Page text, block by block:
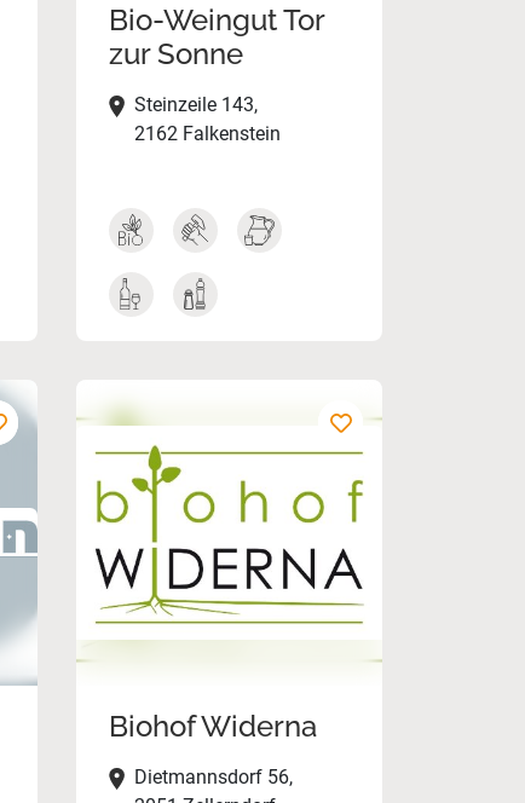
Bio-Weingut Tor
zur Sonne
Steinzeile 143,
2162 Falkenstein
Biohof Widerna
Dietmannsdorf 56,